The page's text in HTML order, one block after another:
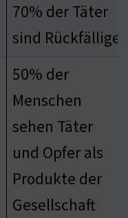
70% der Täter
sind Rückfällige
50% der
Menschen
sehen Täter
und Opfer als
Produkte der
Gesellschaft